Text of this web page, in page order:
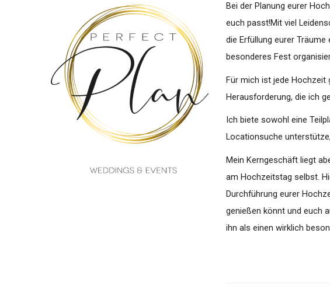
Bei der Planung eurer
euch passt!Mit viel
die Erfüllung eurer
besonderes Fest
Für mich ist jede Hochzeit
Herausforderung, die ich
Ich biete sowohl eine
Locationsuche
Mein Kerngeschäft liegt
am Hochzeitstag selbst.
Durchführung eurer
genießen könnt und euch
ihn als einen wirklich